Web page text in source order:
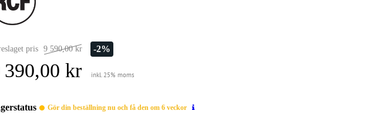
pris 9 590,00 kr -2%
390,00 kr inkl. 25% moms
Gör din beställning nu och få den om 6 veckor